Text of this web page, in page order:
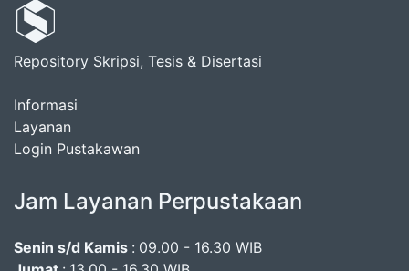
Repository Skripsi, Tesis & Disertasi
Informasi
Layanan
Login Pustakawan
Jam Layanan Perpustakaan
Senin s/d Kamis : 09.00 - 16.30 WIB